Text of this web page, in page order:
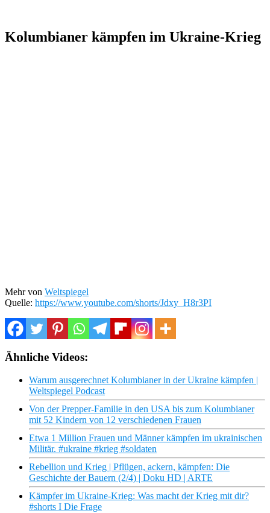
Kolumbianer kämpfen im Ukraine-Krieg
Mehr von Weltspiegel
Quelle: https://www.youtube.com/shorts/Jdxy_H8r3PI
Ähnliche Videos:
Warum ausgerechnet Kolumbianer in der Ukraine kämpfen |
Weltspiegel Podcast
Von der Prepper-Familie in den USA bis zum Kolumbianer
mit 52 Kindern von 12 verschiedenen Frauen
Etwa 1 Million Frauen und Männer kämpfen im ukrainischen
Militär. #ukraine #krieg #soldaten
Rebellion und Krieg | Pflügen, ackern, kämpfen: Die
Geschichte der Bauern (2/4) | Doku HD | ARTE
Kämpfer im Ukraine-Krieg: Was macht der Krieg mit dir?
#shorts I Die Frage